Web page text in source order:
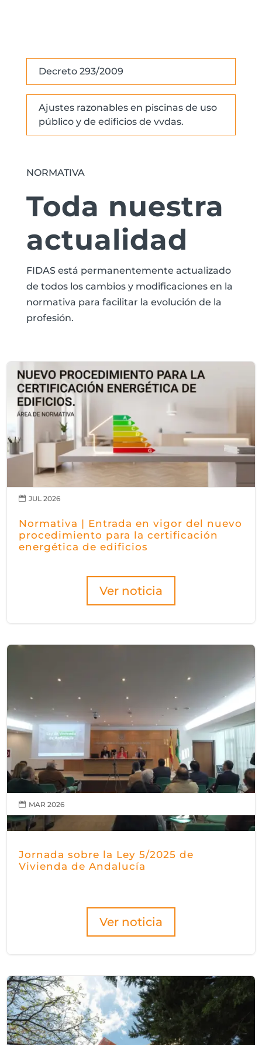
Decreto 293/2009
Ajustes razonables en piscinas de uso
público y de edificios de vvdas.
NORMATIVA
Toda nuestra
actualidad
FIDAS está permanentemente actualizado
de todos los cambios y modificaciones en la
normativa para facilitar la evolución de la
profesión.
Normativa | Entrada en vigor del nuevo
procedimiento para la certificación
energética de edificios
Ver noticia
 JUL 2026
Jornada sobre la Ley 5/2025 de
Vivienda de Andalucía
Ver noticia
 MAR 2026